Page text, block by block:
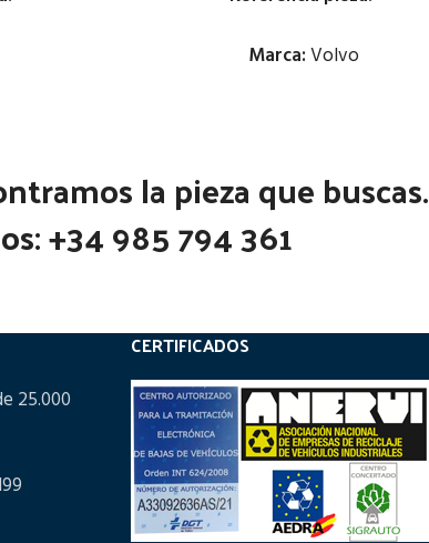
Marca:Volvo
Ubicación:
Código Pieza:
la pieza que buscas.
+34 985 794 361
25.000
CERTIFICADOS